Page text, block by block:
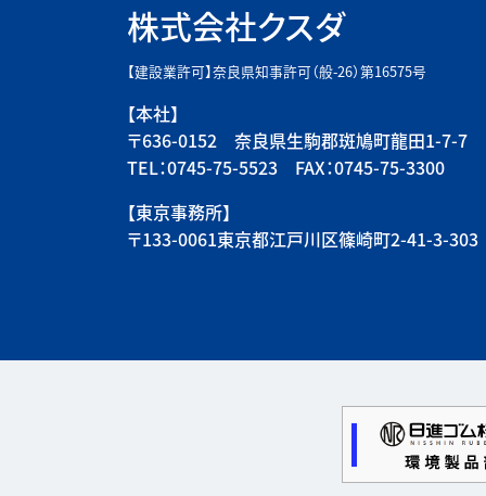
株式会社クスダ
【建設業許可】奈良県知事許可（般-26）第16575号
【本社】
〒636-0152 奈良県生駒郡斑鳩町龍田1-7-7
TEL：0745-75-5523 FAX：0745-75-3300
【東京事務所】
〒133-0061東京都江戸川区篠崎町2-41-3-303